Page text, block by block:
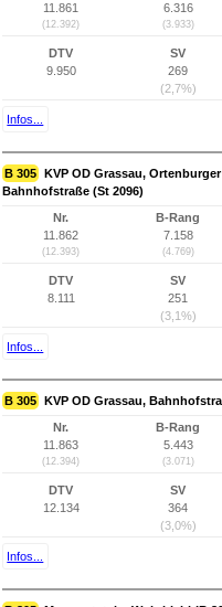
11.861
(12.392)
6.316
(3.933)
DTV
9.950
SV
269
(2,7%)
Infos...
B 305 KVP OD Grassau,
Bahnhofstraße (St 2096)
Nr.
11.862
(12.393)
B-Rang
7.158
(4.769)
DTV
8.111
SV
251
(3,1%)
Infos...
B 305 KVP OD Grassau,
Nr.
11.863
(12.394)
B-Rang
5.443
(3.071)
DTV
12.134
SV
364
(3,0%)
Infos...